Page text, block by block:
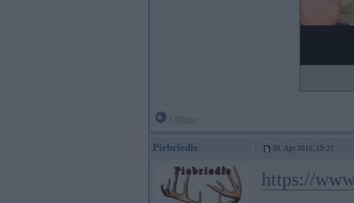
Piebriedis 30. Apr 2016, 19:21
https://